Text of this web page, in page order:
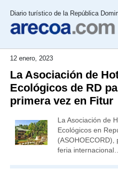
Diario turístico de la República
12 enero, 2023
La Asociación de
Ecológicos de RD
primera vez en Fitur
La Asociación de
Ecológicos en
feria